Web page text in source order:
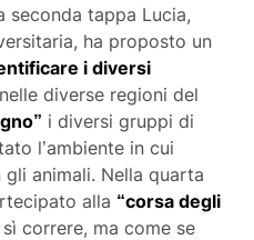
seconda tappa Lucia,
ha proposto un
i diversi
diverse regioni del
i diversi gruppi di
l’ambiente in cui
animali. Nella quarta
alla “corsa degli
correre, ma come se